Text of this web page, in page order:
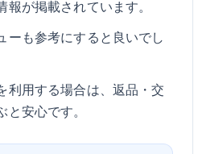
報が掲載されています。
ーも参考にすると良いでし
利用する場合は、返品・交
安心です。